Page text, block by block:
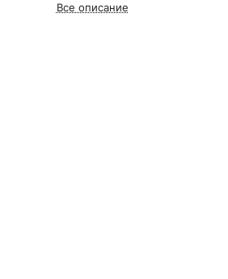
Все описание